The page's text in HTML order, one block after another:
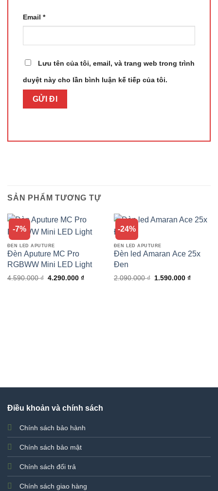
Email *
Lưu tên của tôi, email, và trang web trong trình
duyệt này cho lần bình luận kế tiếp của tôi.
SẢN PHẨM TƯƠNG TỰ
-7%
ĐÈN LED APUTURE
Đèn Aputure MC Pro
RGBWW Mini LED Light
4.590.000₫ Giá
4.290.000 ₫Giá
-24%
ĐÈN LED APUTURE
Đèn led Amaran Ace 25x
Đen
2.090.000₫
Giá
1.590.000 ₫Giá
Điều khoản và chính sách
Chính sách bảo hành
Chính sách bảo mật
Chính sách đổi trả
Chính sách giao hàng